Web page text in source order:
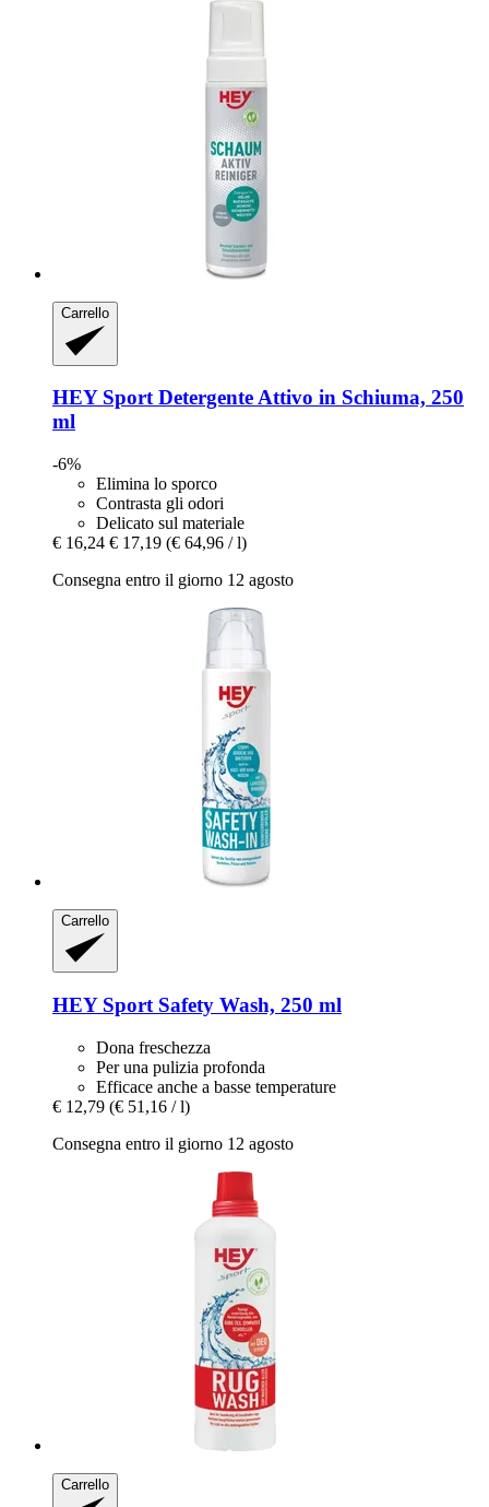
Carrello
HEY SportDetergente Attivo in Schiuma, 250
ml
-6%
Elimina lo sporco
Contrasta gli odori
Delicato sul materiale
€ 16,24 € 17,19 (€ 64,96 / l)
Consegna entro il giorno 12 agosto
Carrello
HEY Sport Safety Wash, 250 ml
Dona freschezza
Per una pulizia profonda
Efficace anche a basse temperature
€ 12,79 (€ 51,16 / l)
Consegna entro il giorno 12 agosto
Carrello